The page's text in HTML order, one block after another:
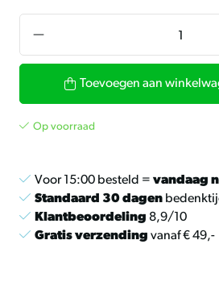
Toevoegen aan
Op voorraad
Voor 15:00 besteld = vandaag
Standaard 30 dagen
Klantbeoordeling 8,9/10
Gratis verzending vanaf € 49,-